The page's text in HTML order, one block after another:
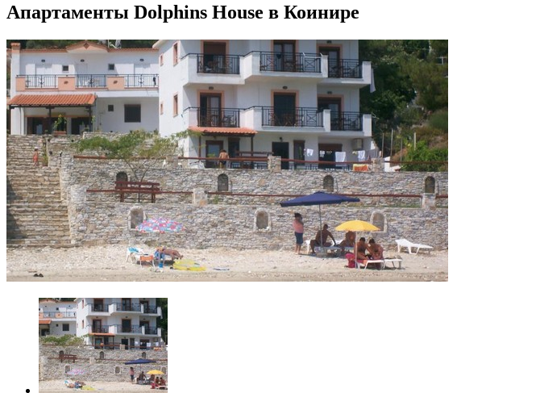
Апартаменты Dolphins House в Коинире